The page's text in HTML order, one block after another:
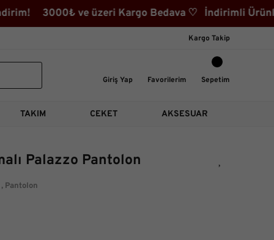
ve üzeri Kargo Bedava ♡ İndirimli
Kargo Takip
Giriş Yap Favorilerim Sepetim
TAKIM CEKET AKSESUAR
Palazzo Pantolon
, Pantolon